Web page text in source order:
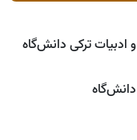
ادبیات ترکی دانش‌گاه